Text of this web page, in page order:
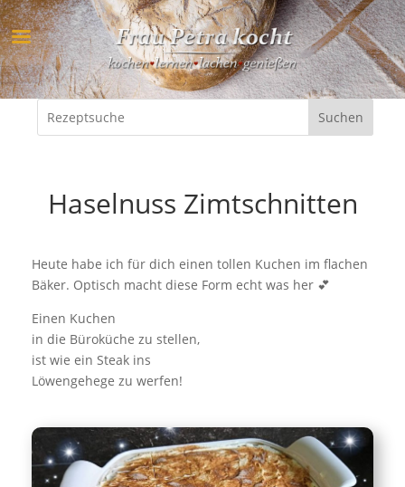
Haselnuss Zimtschnitten
Heute habe ich für dich einen tollen Kuchen im flachen
Bäker. Optisch macht diese Form echt was her 💕
Einen Kuchen
in die Büroküche zu stellen,
ist wie ein Steak ins
Löwengehege zu werfen!